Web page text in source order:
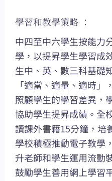
學習和教學策略 ：
中四至中六學生按能力
學，以提昇學生學習成
生中、英、數三科基礎
「適當、適量、適時
照顧學生的學習差異，
協助學生提昇成績。全
讀課外書籍15分鐘，培
學校積極推動電子教學
升老師和學生運用流動
鼓勵學生善用網上學習